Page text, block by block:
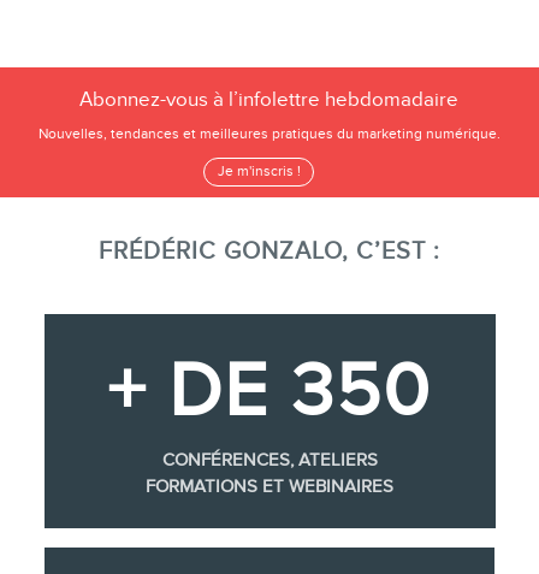
Abonnez-vous à l’infolettre hebdomadaire
Nouvelles, tendances et meilleures pratiques du marketing numérique.
Je m'inscris !
FRÉDÉRIC GONZALO, C’EST :
+ DE 350
CONFÉRENCES, ATELIERS
FORMATIONS ET WEBINAIRES